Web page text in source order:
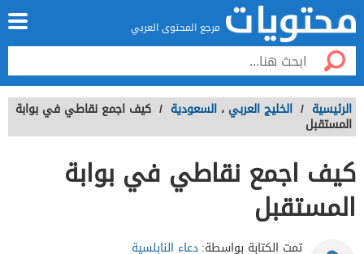
مرجع المحتوى العربي
الرئيسية / الخليج العربي ، السعودية / كيف اجمع نقاطي في بوابة
المستقبل
كيف اجمع نقاطي في بوابة
المستقبل
تمت الكتابة بواسطة:دعاء النابلسية